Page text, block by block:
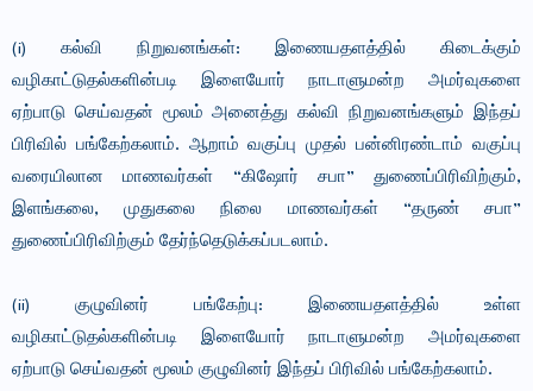
(i) கல்வி நிறுவனங்கள்: இணையதளத்தில் கிடைக்கும்
வழிகாட்டுதல்களின்படி இளையோர் நாடாளுமன்ற அமர்வுகளை
ஏற்பாடு செய்வதன் மூலம் அனைத்து கல்வி நிறுவனங்களும் இந்தப்
பிரிவில் பங்கேற்கலாம். ஆறாம் வகுப்பு முதல் பன்னிரண்டாம் வகுப்பு
வரையிலான மாணவர்கள் “கிஷோர் சபா” துணைப்பிரிவிற்கும்,
இளங்கலை, முதுகலை நிலை மாணவர்கள் “தருண் சபா”
துணைப்பிரிவிற்கும் தேர்ந்தெடுக்கப்படலாம்.
(ii) குழுவினர் பங்கேற்பு: இணையதளத்தில் உள்ள
வழிகாட்டுதல்களின்படி இளையோர் நாடாளுமன்ற அமர்வுகளை
ஏற்பாடு செய்வதன் மூலம் குழுவினர் இந்தப் பிரிவில் பங்கேற்கலாம்.